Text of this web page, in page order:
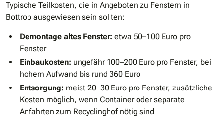
Typische Teilkosten, die in Angeboten zu Fenstern in
Bottrop ausgewiesen sein sollten:
Demontage altes Fenster: etwa 50–100 Euro pro
Fenster
Einbaukosten: ungefähr 100–200 Euro pro Fenster, bei
hohem Aufwand bis rund 360 Euro
Entsorgung: meist 20–30 Euro pro Fenster, zusätzliche
Kosten möglich, wenn Container oder separate
Anfahrten zum Recyclinghof nötig sind